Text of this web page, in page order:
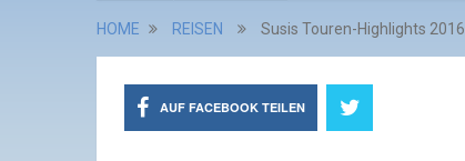
HOME REISEN Susis Touren-Highlights 2016
AUF FACEBOOK TEILEN